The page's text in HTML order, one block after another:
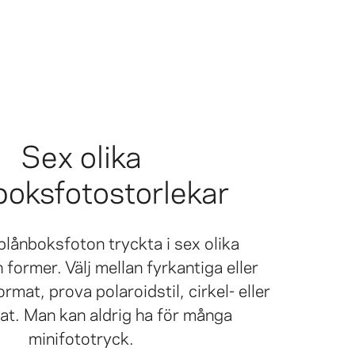
Sex olika
tryckta i sex olika
Välj mellan fyrkantiga eller
prova polaroidstil, cirkel- eller
Man kan aldrig ha för många
minifototryck.